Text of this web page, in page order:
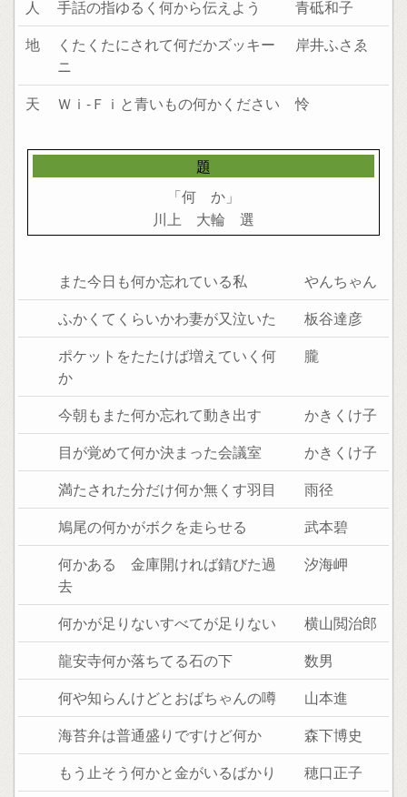
人 手話の指ゆるく何から伝えよう
青砥和子
地
くたくたにされて何だかズッキー
ニ
岸井ふさゑ
天 Ｗｉ-Ｆｉと青いもの何かください 怜
題
「何 か」
川上 大輪 選
また今日も何か忘れている私
やんちゃん
ふかくてくらいかわ妻が又泣いた
板谷達彦
ポケットをたたけば増えていく何
か
朧
今朝もまた何か忘れて動き出す
かきくけ子
目が覚めて何か決まった会議室
かきくけ子
満たされた分だけ何か無くす羽目
雨径
鳩尾の何かがボクを走らせる
武本碧
何かある 金庫開ければ錆びた過
去
汐海岬
何かが足りないすべてが足りない
横山閲治郎
龍安寺何か落ちてる石の下
数男
何や知らんけどとおばちゃんの噂
山本進
海苔弁は普通盛りですけど何か
森下博史
もう止そう何かと金がいるばかり
穂口正子